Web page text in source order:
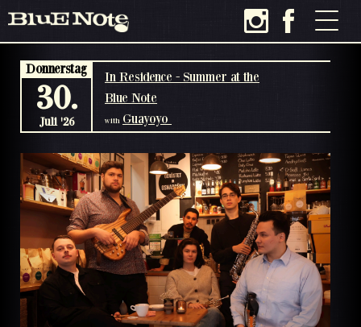
In Residence - Summer at the
Blue Note
with Guayoyo
Donnerstag
30.
Juli '26